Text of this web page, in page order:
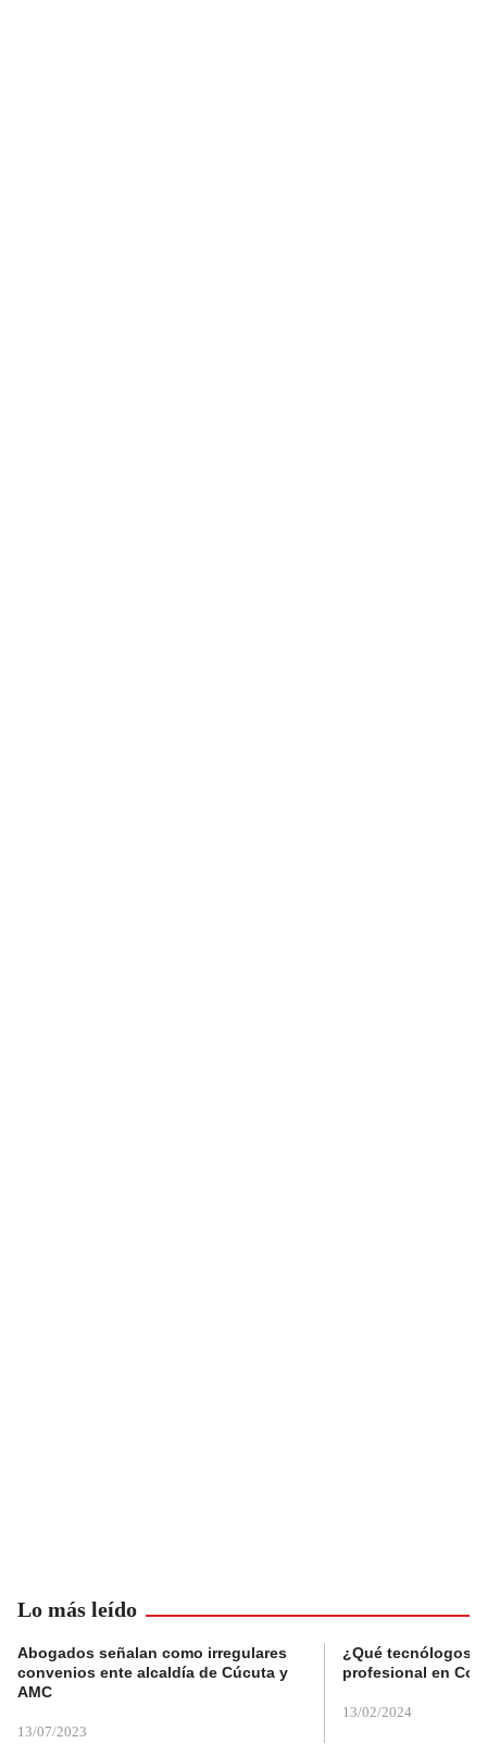
Lo más leído
Abogados señalan como irregulares
convenios ente alcaldía de Cúcuta y
AMC
13/07/2023
¿Qué tecnólogos
profesional en
13/02/2024